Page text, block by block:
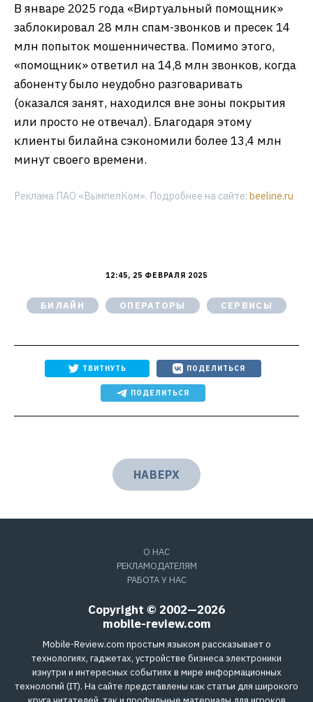
В январе 2025 года «Виртуальный помощник»
заблокировал 28 млн спам-звонков и пресек 14
млн попыток мошенничества. Помимо этого,
«помощник» ответил на 14,8 млн звонков, когда
абоненту было неудобно разговаривать
(оказался занят, находился вне зоны покрытия
или просто не отвечал). Благодаря этому
клиенты билайна сэкономили более 13,4 млн
минут своего времени.
Реклама ПАО «ВымпелКом». Подробнее на сайте: beeline.ru
12:45, 25 ФЕВРАЛЯ 2025
БИЛАЙН ОПЕРАТОРЫ СЕРВИСЫ
ТВИТНУТЬ ПОДЕЛИТЬСЯ
ПОДЕЛИТЬСЯ
НАВЕРХ
О НАС
РЕКЛАМОДАТЕЛЯМ
РАБОТА У НАС
Copyright © 2002—2026
mobile-review.com
Mobile-Review.com простым языком рассказывает о
технологиях, гаджетах, устройстве бизнеса электроники
изнутри и интересных событиях в мире информационных
технологий (IT). На сайте представлены как статьи для широкого